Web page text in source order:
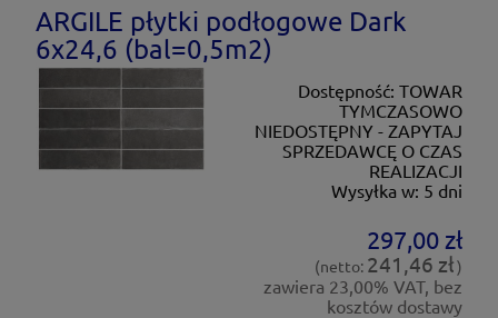
ARGILE płytki podłogowe Dark
6x24,6 (bal=0,5m2)
Dostępność: TOWAR
TYMCZASOWO
NIEDOSTĘPNY - ZAPYTAJ
SPRZEDAWCĘ O CZAS
REALIZACJI
Wysyłka w: 5 dni
297,00 zł
(netto: 241,46 zł)
zawiera 23,00% VAT, bez
kosztów dostawy